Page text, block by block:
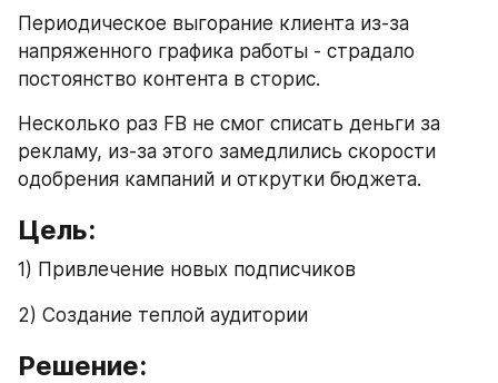
Периодическое выгорание клиента из-за
напряженного графика работы - страдало
постоянство контента в сторис.
Несколько раз FB не смог списать деньги за
рекламу, из-за этого замедлились скорости
одобрения кампаний и открутки бюджета.
Цель:
1) Привлечение новых подписчиков
2) Создание теплой аудитории
Решение: